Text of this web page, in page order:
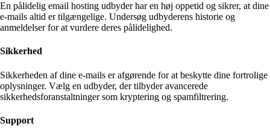
En pålidelig email hosting udbyder har en høj oppetid og sikrer, at dine
e-mails altid er tilgængelige. Undersøg udbyderens historie og
anmeldelser for at vurdere deres pålidelighed.
Sikkerhed
Sikkerheden af dine e-mails er afgørende for at beskytte dine fortrolige
oplysninger. Vælg en udbyder, der tilbyder avancerede
sikkerhedsforanstaltninger som kryptering og spamfiltrering.
Support